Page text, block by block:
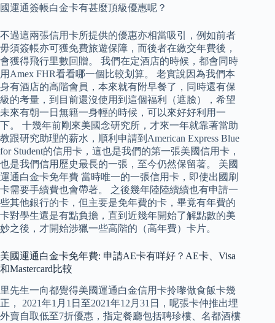
國運通簽帳白金卡有甚麼頂級優惠呢？
不過這兩張信用卡所提供的優惠亦相當吸引，例如前者
毋須簽帳亦可獲免費旅遊保障，而後者在繳交年費後，
會獲得飛行里數回贈。 我們在定酒店的時候，都會同時
用Amex FHR看看哪一個比較划算。 老實說因為我們本
身有酒店的高階會員，本來就有附早餐了，同時還有保
級的考量，到目前還沒使用到這個福利（遮臉），希望
未來有朝一日無籍一身輕的時候，可以來好好利用一
下。 十幾年前剛來美國念研究所，才來一年就靠著當助
教跟研究助理的薪水，順利申請到American Express Blue
for Student的信用卡，這也是我們的第一張美國信用卡，
也是我們信用歷史最長的一張，至今仍然保留著。 美國
運通白金卡免年費 當時唯一的一張信用卡，即使出國刷
卡需要手續費也會帶著。 之後幾年陸陸續續也有申請一
些其他銀行的卡，但主要是免年費的卡，畢竟有年費的
卡對學生還是有點負擔，直到近幾年開始了解點數的美
妙之後，才開始涉獵一些高階的（高年費）卡片。
美國運通白金卡免年費: 申請AE卡有咩好？AE卡、Visa
和Mastercard比較
里先生一向都覺得美國運通白金信用卡拎嚟做食飯卡幾
正， 2021年1月1日至2021年12月31日，呢張卡仲推出埋
外賣自取低至7折優惠，指定餐廳包括聘珍樓、名都酒樓